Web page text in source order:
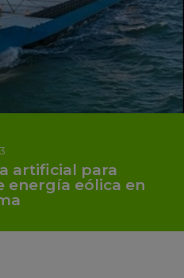
artificial para
energía eólica en